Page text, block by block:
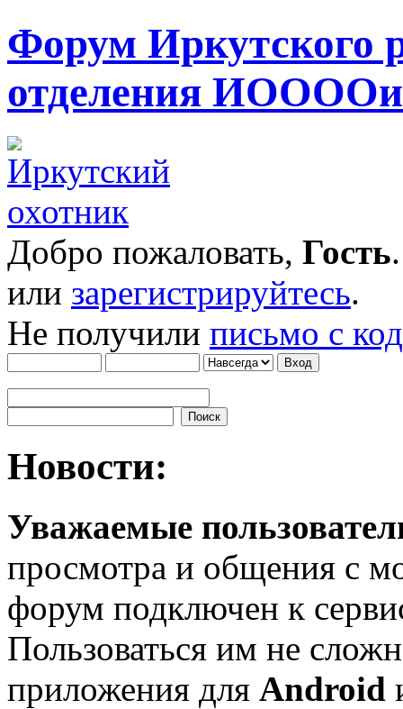
Форум Иркутского
отделения
Добро пожаловать, Гость
или зарегистрируйтесь.
Не получили письмо с
Новости:
Уважаемые
просмотра и общения с
форум подключен к
Пользоваться им не
приложения для Android